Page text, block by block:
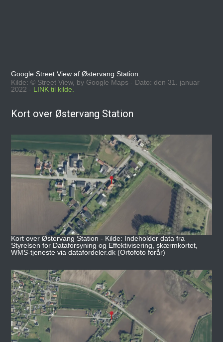
Google Street View af Østervang Station.
Kilde: © Street View, by Google Maps - Dato: den 31. januar
2022 - LINK til kilde.
Kort over Østervang Station
Kort over Østervang Station - Kilde: Indeholder data fra
Styrelsen for Dataforsyning og Effektivisering, skærmkortet,
WMS-tjeneste via datafordeler.dk (Ortofoto forår)